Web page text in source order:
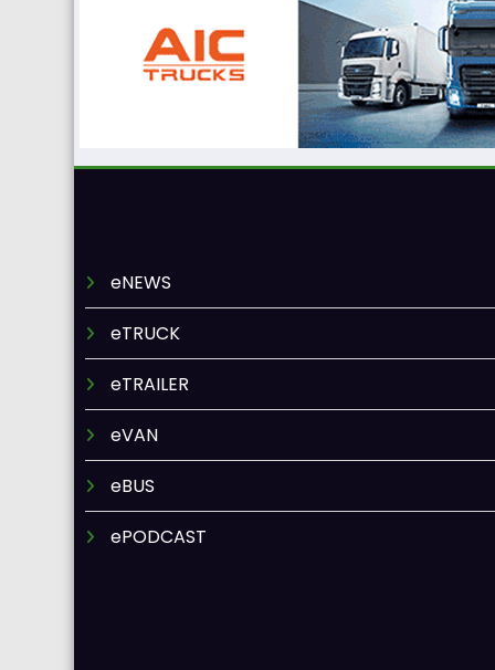
eNEWS
eTRUCK
eTRAILER
eVAN
eBUS
ePODCAST